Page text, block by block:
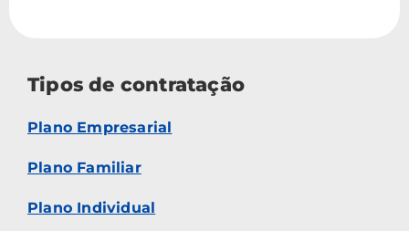
Tipos de contratação
Plano Empresarial
Plano Familiar
Plano Individual